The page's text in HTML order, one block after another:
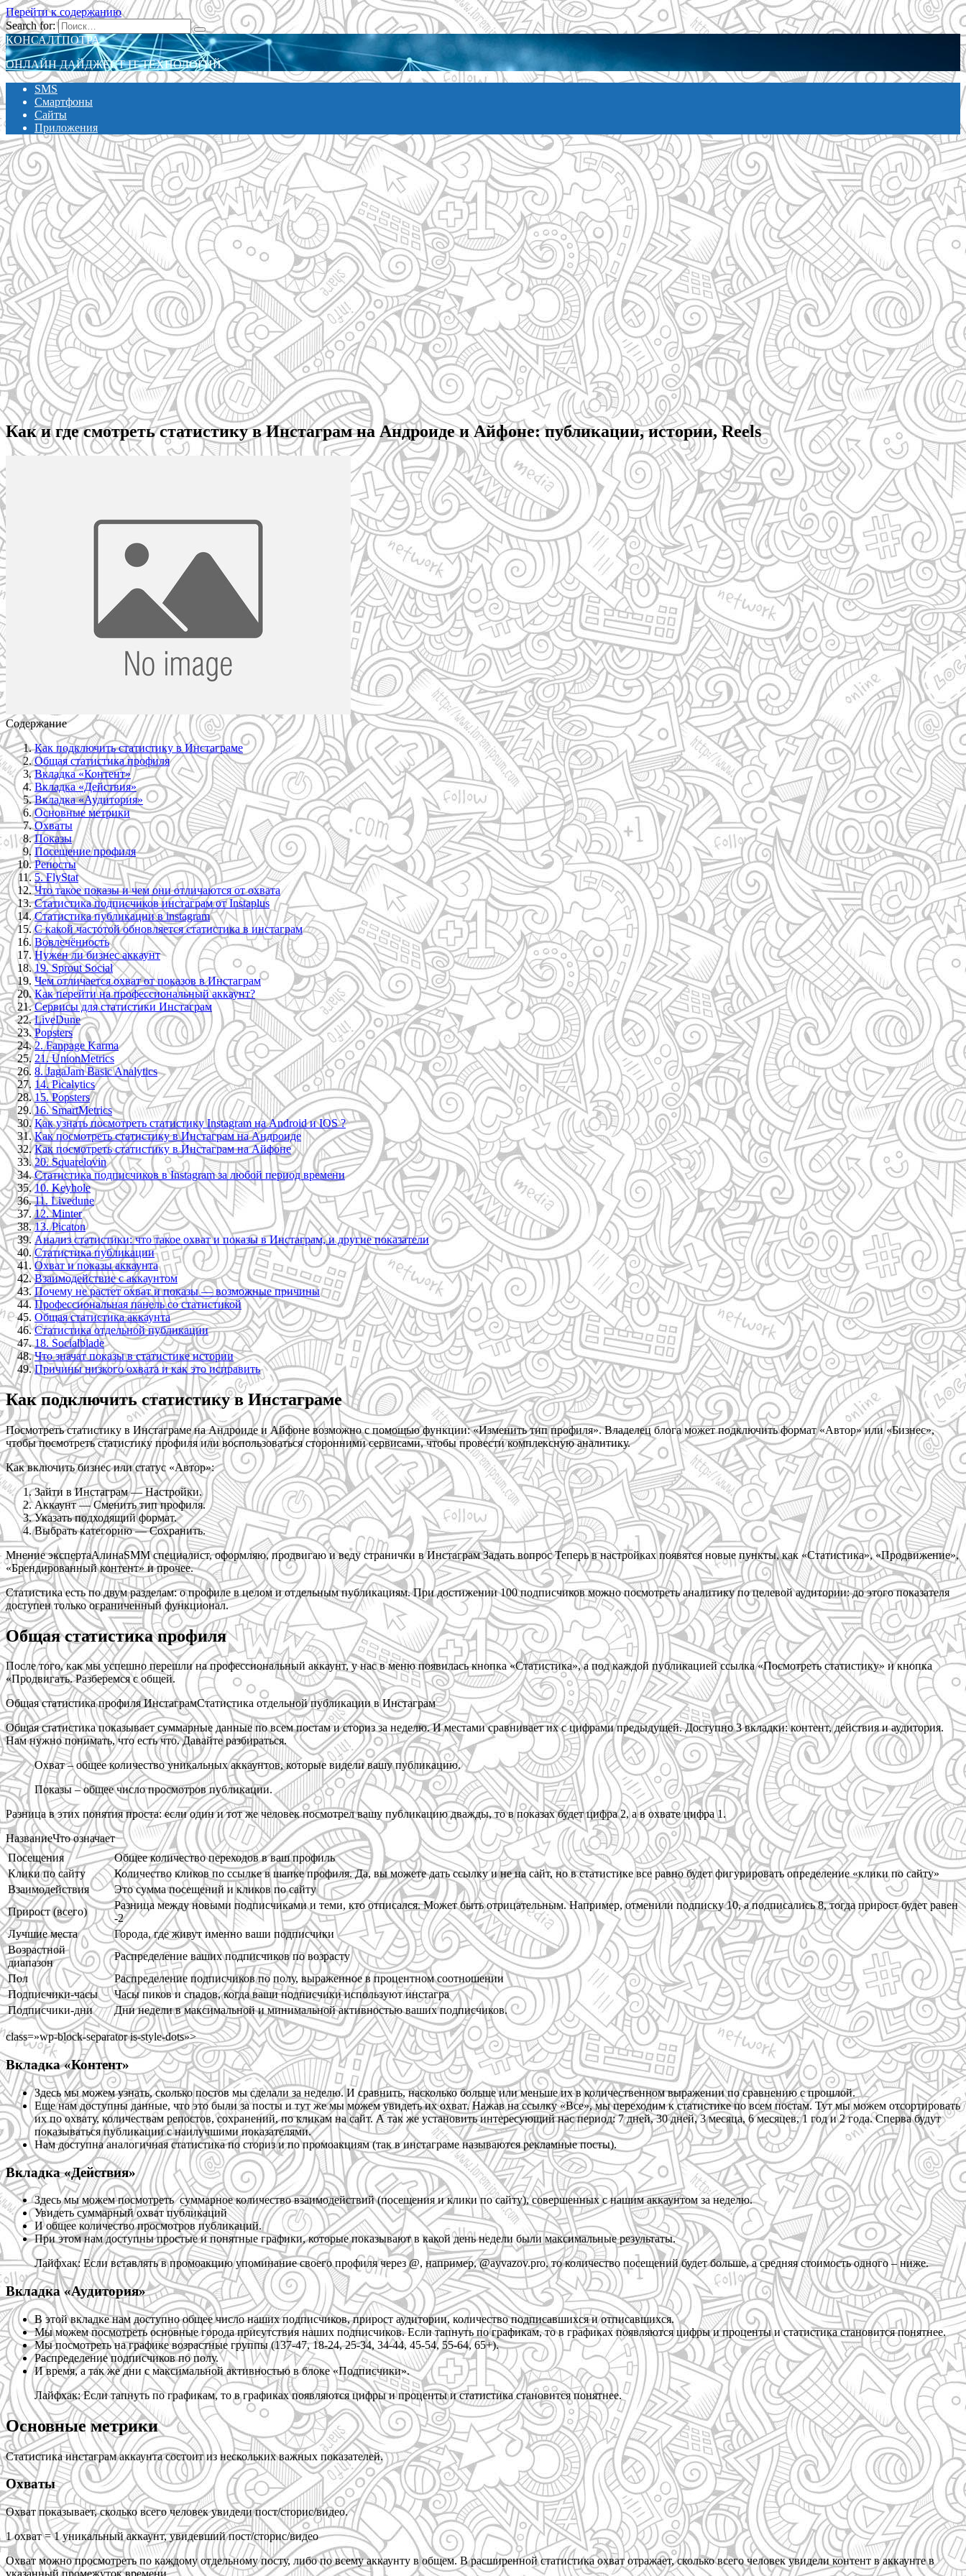
Перейти к содержанию
Search for:
КОНСАЛТПОТРА
ОНЛАЙН ДАЙДЖЕСТ IT-ТЕХНОЛОГИЙ
SMS
Смартфоны
Сайты
Приложения
Как и где смотреть статистику в Инстаграм на Андроиде и Айфоне: публикации, истории, Reels
Содержание
Как подключить статистику в Инстаграме
Общая статистика профиля
Вкладка «Контент»
Вкладка «Действия»
Вкладка «Аудитория»
Основные метрики
Охваты
Показы
Посещение профиля
Репосты
5. FlyStat
Что такое показы и чем они отличаются от охвата
Статистика подписчиков инстаграм от Instaplus
Статистика публикации в instagram
С какой частотой обновляется статистика в инстаграм
Вовлечённость
Нужен ли бизнес аккаунт
19. Sprout Social
Чем отличается охват от показов в Инстаграм
Как перейти на профессиональный аккаунт?
Сервисы для статистики Инстаграм
LiveDune
Popsters
2. Fanpage Karma
21. UnionMetrics
8. JagaJam Basic Analytics
14. Picalytics
15. Popsters
16. SmartMetrics
Как узнать посмотреть статистику Instagram на Android и IOS ?
Как посмотреть статистику в Инстаграм на Андроиде
Как посмотреть статистику в Инстаграм на Айфоне
20. Squarelovin
Статистика подписчиков в Instagram за любой период времени
10. Keyhole
11. Livedune
12. Minter
13. Picaton
Анализ статистики: что такое охват и показы в Инстаграм, и другие показатели
Статистика публикации
Охват и показы аккаунта
Взаимодействие с аккаунтом
Почему не растет охват и показы — возможные причины
Профессиональная панель со статистикой
Общая статистика аккаунта
Статистика отдельной публикации
18. Socialblade
Что значат показы в статистике истории
Причины низкого охвата и как это исправить
Как подключить статистику в Инстаграме
Посмотреть статистику в Инстаграме на Андроиде и Айфоне возможно с помощью функции: «Изменить тип профиля». Владелец блога может подключить формат «Автор» или «Бизнес»,
чтобы посмотреть статистику профиля или воспользоваться сторонними сервисами, чтобы провести комплексную аналитику.
Как включить бизнес или статус «Автор»:
Зайти в Инстаграм — Настройки.
Аккаунт — Сменить тип профиля.
Указать подходящий формат.
Выбрать категорию — Сохранить.
Мнение экспертаАлинаSMM специалист, оформляю, продвигаю и веду странички в Инстаграм Задать вопрос Теперь в настройках появятся новые пункты, как «Статистика», «Продвижение»,
«Брендированный контент» и прочее.
Статистика есть по двум разделам: о профиле в целом и отдельным публикациям. При достижении 100 подписчиков можно посмотреть аналитику по целевой аудитории: до этого показателя
доступен только ограниченный функционал.
Общая статистика профиля
После того, как мы успешно перешли на профессиональный аккаунт, у нас в меню появилась кнопка «Статистика», а под каждой публикацией ссылка «Посмотреть статистику» и кнопка
«Продвигать. Разберемся с общей.
Общая статистика профиля ИнстаграмСтатистика отдельной публикации в Инстаграм
Общая статистика показывает суммарные данные по всем постам и сториз за неделю. И местами сравнивает их с цифрами предыдущей. Доступно 3 вкладки: контент, действия и аудитория.
Нам нужно понимать, что есть что. Давайте разбираться.
Охват – общее количество уникальных аккаунтов, которые видели вашу публикацию.
Показы – общее число просмотров публикации.
Разница в этих понятия проста: если один и тот же человек посмотрел вашу публикацию дважды, то в показах будет цифра 2, а в охвате цифра 1.
НазваниеЧто означает
Посещения
Общее количество переходов в ваш профиль
Клики по сайту
Количество кликов по ссылке в шапке профиля. Да, вы можете дать ссылку и не на сайт, но в статистике все равно будет фигурировать определение «клики по сайту»
Взаимодействия
Это сумма посещений и кликов по сайту
Прирост (всего)
Разница между новыми подписчиками и теми, кто отписался. Может быть отрицательным. Например, отменили подписку 10, а подписались 8, тогда прирост будет равен
-2
Лучшие места
Города, где живут именно ваши подписчики
Возрастной
диапазон
Распределение ваших подписчиков по возрасту
Пол
Распределение подписчиков по полу, выраженное в процентном соотношении
Подписчики-часы
Часы пиков и спадов, когда ваши подписчики используют инстагра
Подписчики-дни
Дни недели в максимальной и минимальной активностью ваших подписчиков.
class=»wp-block-separator is-style-dots»>
Вкладка «Контент»
Здесь мы можем узнать, сколько постов мы сделали за неделю. И сравнить, насколько больше или меньше их в количественном выражении по сравнению с прошлой.
Еще нам доступны данные, что это были за посты и тут же мы можем увидеть их охват. Нажав на ссылку «Все», мы переходим к статистике по всем постам. Тут мы можем отсортировать
их по охвату, количествам репостов, сохранений, по кликам на сайт. А так же установить интересующий нас период: 7 дней, 30 дней, 3 месяца, 6 месяцев, 1 год и 2 года. Сперва будут
показываться публикации с наилучшими показателями.
Нам доступна аналогичная статистика по сториз и по промоакциям (так в инстаграме называются рекламные посты).
Вкладка «Действия»
Здесь мы можем посмотреть суммарное количество взаимодействий (посещения и клики по сайту), совершенных с нашим аккаунтом за неделю.
Увидеть суммарный охват публикаций
И общее количество просмотров публикаций.
При этом нам доступны простые и понятные графики, которые показывают в какой день недели были максимальные результаты.
Лайфхак: Если вставлять в промоакцию упоминание своего профиля через @, например, @ayvazov.pro, то количество посещений будет больше, а средняя стоимость одного – ниже.
Вкладка «Аудитория»
В этой вкладке нам доступно общее число наших подписчиков, прирост аудитории, количество подписавшихся и отписавшихся.
Мы можем посмотреть основные города присутствия наших подписчиков. Если тапнуть по графикам, то в графиках появляются цифры и проценты и статистика становится понятнее.
Мы посмотреть на графике возрастные группы (137-47, 18-24, 25-34, 34-44, 45-54, 55-64, 65+).
Распределение подписчиков по полу.
И время, а так же дни с максимальной активностью в блоке «Подписчики».
Лайфхак: Если тапнуть по графикам, то в графиках появляются цифры и проценты и статистика становится понятнее.
Основные метрики
Статистика инстаграм аккаунта состоит из нескольких важных показателей.
Охваты
Охват показывает, сколько всего человек увидели пост/сторис/видео.
1 охват = 1 уникальный аккаунт, увидевший пост/сторис/видео
Охват можно просмотреть по каждому отдельному посту, либо по всему аккаунту в общем. В расширенной статистика охват отражает, сколько всего человек увидели контент в аккаунте в
указанный промежуток времени.